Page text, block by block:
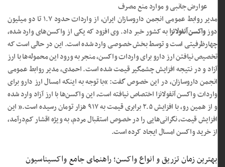
عوارض جانبی و موارد منع مصرف
مدیر روابط عمومی انجمن داروسازان ایران، از واردات حدود ۱.۷ تا دو میلیون
دوزواکسن آنفولانزابه کشور خبر داد. وی افزود که یکی از واکسن‌های وارد شده،
چهارظرفیتی است و توسط بخش خصوصی وارد شده است. این در حالی است که
تخصیص نیافتن ارز دارو برای واردات واکسن، منجر به ورود این محموله‌ها با ارز
آزاد و در نتیجه افزایش چشمگیر قیمت شده است. احمدی، مدیر روابط عمومی
انجمن داروسازان، در این خصوص گفت: “با توجه به اینکه امسال ارز دارو برای
واردات واکسن آنفولانزا اختصاص نیافته است، این واکسن‌ها با ارز آزاد وارد شده
و از همین رو، با افزایش ۲.۵ برابری قیمت به ۹۱۷ هزار تومان رسیده است.” این
افزایش قیمت، نگرانی‌هایی را در خصوص استقبال مردم، به ویژه اقشار کم‌درآمد،
از خرید واکسن امسال ایجاد کرده است.
بهترین زمان تزریق و انواع واکسن؛ راهنمای جامع واکسیناسیون